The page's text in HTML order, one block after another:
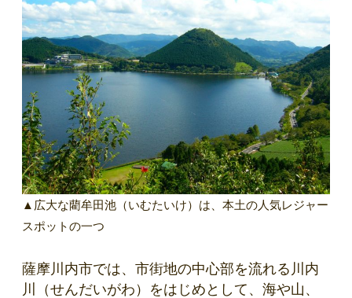
▲広大な藺牟田池（いむたいけ）は、本土の人気レジャー
スポットの一つ
薩摩川内市では、市街地の中心部を流れる川内
川（せんだいがわ）をはじめとして、海や山、